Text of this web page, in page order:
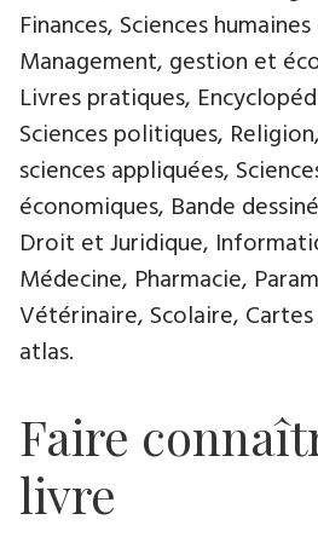
Finances, Sciences
Management, gestion et
Livres pratiques,
Sciences politiques,
sciences appliquées,
économiques, Bande
Droit et Juridique,
Médecine, Pharmacie,
Vétérinaire, Scolaire,
atlas.
Faire
livre